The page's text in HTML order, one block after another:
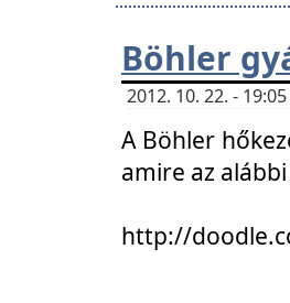
Böhler
2012. 10. 22. -
A Böhler
amire az
http://